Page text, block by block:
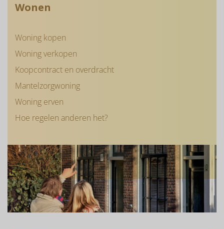
Wonen
Woning kopen
Woning verkopen
Koopcontract en overdracht
Mantelzorgwoning
Woning erven
Hoe regelen anderen het?